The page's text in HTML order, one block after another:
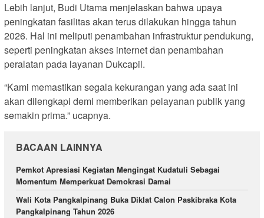
Lebih lanjut, Budi Utama menjelaskan bahwa upaya
peningkatan fasilitas akan terus dilakukan hingga tahun
2026. Hal ini meliputi penambahan infrastruktur pendukung,
seperti peningkatan akses internet dan penambahan
peralatan pada layanan Dukcapil.
“Kami memastikan segala kekurangan yang ada saat ini
akan dilengkapi demi memberikan pelayanan publik yang
semakin prima.” ucapnya.
BACAAN LAINNYA
Pemkot Apresiasi Kegiatan Mengingat Kudatuli Sebagai
Momentum Memperkuat Demokrasi Damai
Wali Kota Pangkalpinang Buka Diklat Calon Paskibraka Kota
Pangkalpinang Tahun 2026